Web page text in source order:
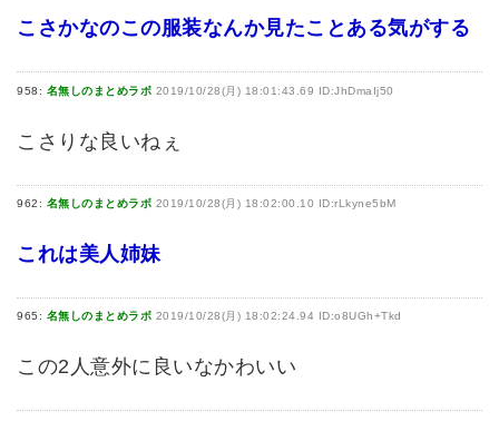
こさかなのこの服装なんか見たことある気がする
958: 名無しのまとめラボ 2019/10/28(月) 18:01:43.69 ID:JhDmaIj50
こさりな良いねぇ
962: 名無しのまとめラボ 2019/10/28(月) 18:02:00.10 ID:rLkyne5bM
これは美人姉妹
965: 名無しのまとめラボ 2019/10/28(月) 18:02:24.94 ID:o8UGh+Tkd
この2人意外に良いなかわいい